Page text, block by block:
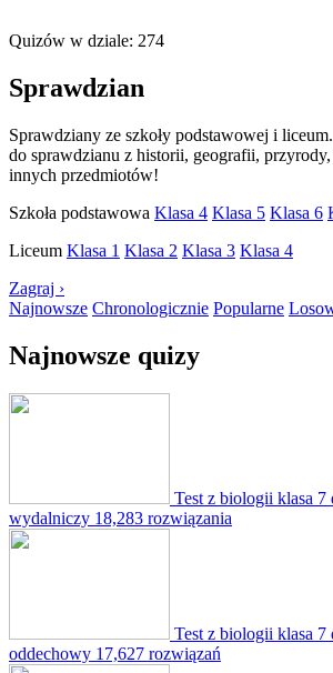
Quizów w dziale: 274
Sprawdzian
Sprawdziany ze szkoły podstawowej i
do sprawdzianu z historii, geografii,
innych przedmiotów!
Szkoła podstawowa Klasa 4 Klasa 5 Klasa 6
Liceum Klasa 1 Klasa 2 Klasa 3 Klasa 4
Zagraj ›
Najnowsze Chronologicznie Popularne
Najnowsze quizy
Test z biologii klasa 7
wydalniczy 18,283 rozwiązania
Test z biologii klasa 7
oddechowy 17,627 rozwiązań